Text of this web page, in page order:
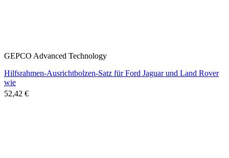
GEPCO Advanced Technology
Hilfsrahmen-Ausrichtbolzen-Satz für Ford Jaguar und Land Rover
wie
52,42 €